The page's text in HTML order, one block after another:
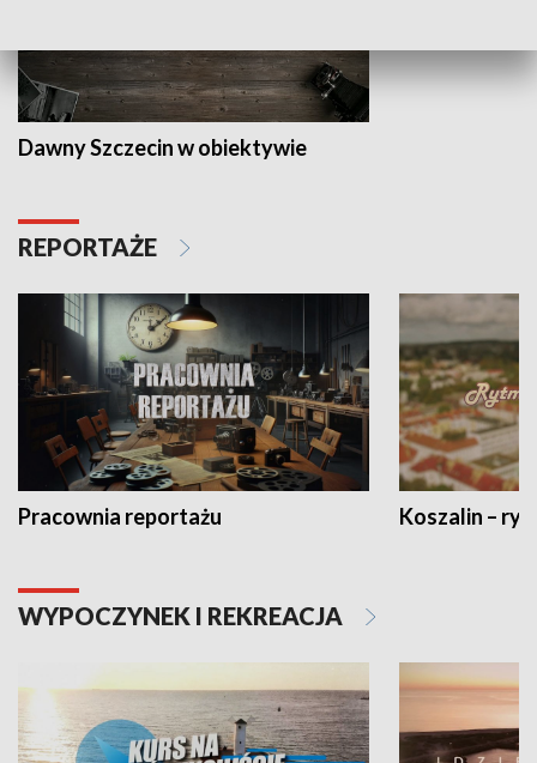
Dawny Szczecin w obiektywie
REPORTAŻE
Pracownia reportażu Koszalin –
WYPOCZYNEK I REKREACJA